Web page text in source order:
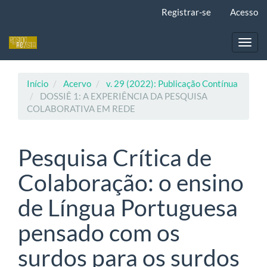
principal
Registrar-se Acesso
Início Acervo
v. 29 (2022): Publicação Contínua
DOSSIÊ 1: A EXPERIÊNCIA DA PESQUISA
COLABORATIVA EM REDE
Pesquisa Crítica de
Colaboração: o ensino
de Língua Portuguesa
pensado com os
surdos para os surdos